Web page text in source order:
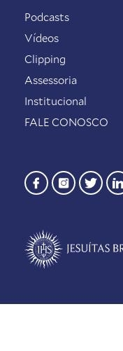
Podcasts
Vídeos
Clipping
Assessoria
Institucional
FALE CONOSCO